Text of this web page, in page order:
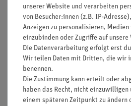
Leitungs-Baustein,
gerade mit Buchse, DB
Umschalter, DB
Lampenfassung E10, DB
unserer Website und verarbeiten
von Besucher:innen (z.B. IP-
Anzeigen zu personalisieren,
einzubinden oder Zugriffe auf unsere
Die Datenverarbeitung erfolgt erst
Wir teilen Daten mit Dritten, die wir
benennen.
Die Zustimmung kann erteilt oder
haben das Recht, nicht
einem späteren Zeitpunkt zu ändern